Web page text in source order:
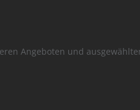
Angeboten und